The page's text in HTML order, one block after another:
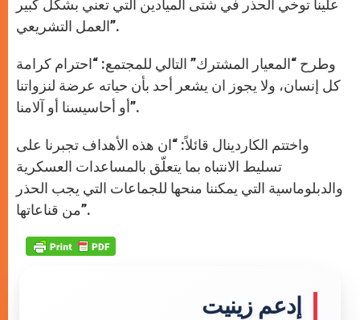
علينا توخي الحذر في شتى الميادين التي تعني بشكل كبير
العمل التشريعي”.
وطرح “المعيار المشترك” التالي للمجتمع: “احترام كرامة
كل إنسان، ولا يجوز ان يشعر أحد بأن حياته عرضة لنزواتنا
أو أحاسيسنا أو آلامنا”.
واختتم الكاردينال قائلاً: “ان هذه الأهداف تجبرنا على
تسليط الانتباه بما يتعلّق بالمساعدات العسكرية
والدبلوماسية التي يمكننا منحها للجماعات التي يجب الحذر
من قناعاتها”.
إدعم زينيت